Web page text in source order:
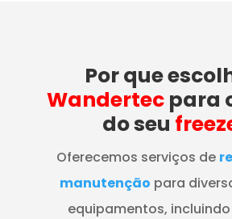
Por que
Wandertec para
do seu
Oferecemos serviços de
manutenção para
equipamentos, incluindo